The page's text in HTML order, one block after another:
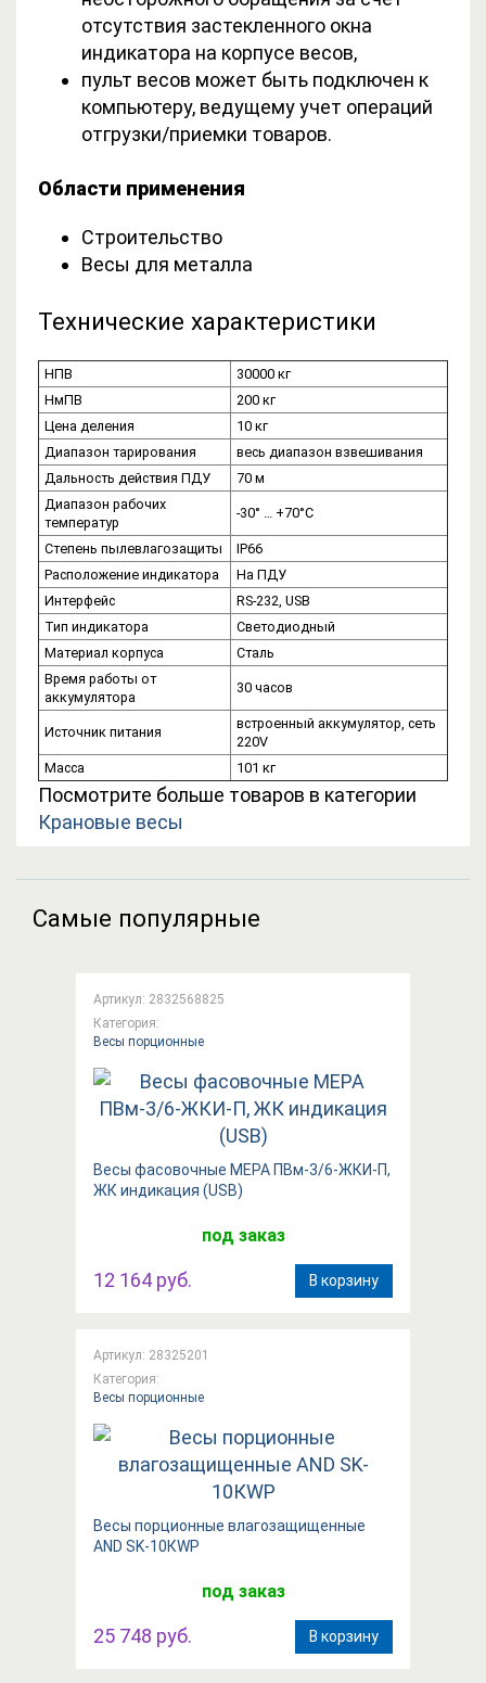
отсутствия застекленного окна
индикатора на корпусе весов,
пульт весов может быть подключен к
компьютеру, ведущему учет операций
отгрузки/приемки товаров.
Области применения
Строительство
Весы для металла
Технические характеристики
НПВ
30000 кг
НмПВ
200 кг
Цена деления
10 кг
Диапазон тарирования
весь диапазон взвешивания
Дальность действия ПДУ
70 м
Диапазон рабочих
температур
-30° … +70°С
Степень пылевлагозащиты
IP66
Расположение индикатора
На ПДУ
Интерфейс
RS-232, USB
Тип индикатора
Светодиодный
Материал корпуса
Сталь
Время работы от
аккумулятора
30 часов
Источник питания
встроенный аккумулятор, сеть
220V
Масса
101 кг
Посмотрите больше товаров в категории
Крановые весы
Самые популярные
Артикул: 2832568825
Категория:
Весы порционные
Весы фасовочные МЕРА ПВм-3/6-ЖКИ-П,
ЖК индикация (USB)
под заказ
12 164 руб. В корзину
Артикул: 28325201
Категория:
Весы порционные
Вeсы порционные влагозащищенные
AND SK-10КWP
под заказ
25 748 руб. В корзину